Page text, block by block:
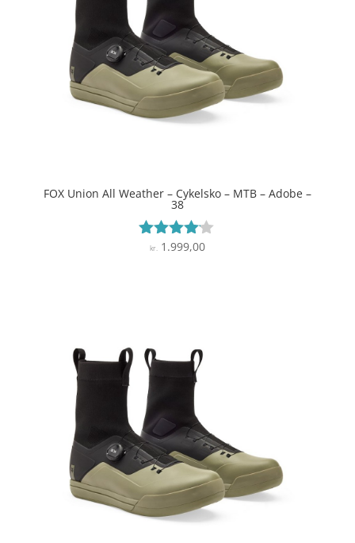
FOX Union All Weather – Cykelsko – MTB – Adobe –
38
Vurderet
kr.1.999,00